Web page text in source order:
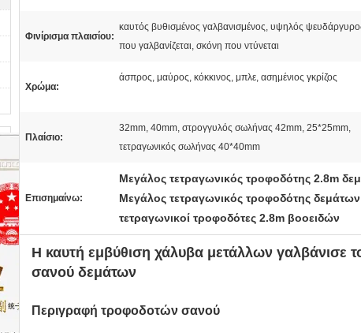
Φινίρισμα πλαισίου:
καυτός βυθισμένος γαλβανισμένος, υψηλός
που γαλβανίζεται, σκόνη που ντύνεται
Χρώμα:
άσπρος, μαύρος, κόκκινος, μπλε, ασημένιος γκρίζος
Πλαίσιο:
32mm, 40mm, στρογγυλός σωλήνας 42mm, 25*25mm,
τετραγωνικός σωλήνας 40*40mm
Επισημαίνω:
Μεγάλος τετραγωνικός τροφοδότης 2.8m
Μεγάλος τετραγωνικός τροφοδότης
τετραγωνικοί τροφοδότες 2.8m βοοειδών
Η καυτή εμβύθιση χάλυβα μετάλλων γαλβάνισε
σανού δεμάτων
Περιγραφή τροφοδοτών σανού